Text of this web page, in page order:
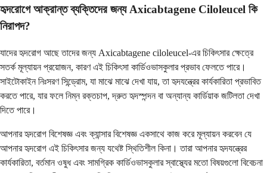
হৃদরোগে আক্রান্ত ব্যক্তিদের জন্য Axicabtagene Ciloleucel কি
নিরাপদ?
যাদের হৃদরোগ আছে তাদের জন্য Axicabtagene ciloleucel-এর চিকিৎসার ক্ষেত্রে
সতর্ক মূল্যায়ন প্রয়োজন, কারণ এই চিকিৎসা কার্ডিওভাসকুলার প্রভাব ফেলতে পারে।
সাইটোকাইন নিঃসরণ সিন্ড্রোম, যা মাঝে মাঝে দেখা যায়, তা হৃদযন্ত্রের কার্যকারিতা প্রভাবিত
করতে পারে, যার ফলে নিম্ন রক্তচাপ, দ্রুত হৃদস্পন্দন বা অন্যান্য কার্ডিয়াক জটিলতা দেখা
দিতে পারে।
আপনার হৃদরোগ বিশেষজ্ঞ এবং ক্যান্সার বিশেষজ্ঞ একসাথে কাজ করে মূল্যায়ন করবেন যে
আপনার হৃদরোগ এই চিকিৎসার জন্য যথেষ্ট স্থিতিশীল কিনা। তারা আপনার হৃদযন্ত্রের
কার্যকারিতা, বর্তমান ওষুধ এবং সামগ্রিক কার্ডিওভাসকুলার স্বাস্থ্যের মতো বিষয়গুলো বিবেচনা